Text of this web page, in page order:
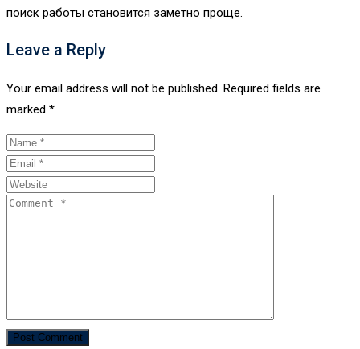
поиск работы становится заметно проще.
Leave a Reply
Your email address will not be published. Required fields are
marked *